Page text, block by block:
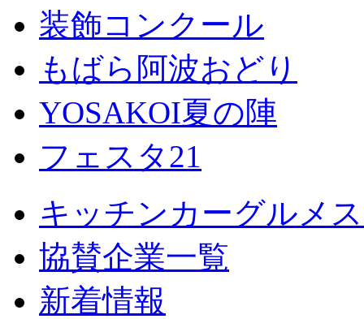
装飾コンクール
もばら阿波おどり
YOSAKOI夏の陣
フェスタ21
キッチンカーグルメ
協賛企業一覧
新着情報